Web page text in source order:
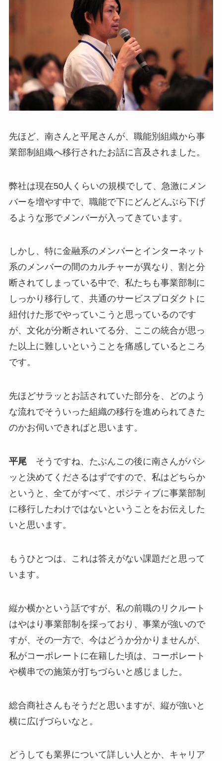
先ほど、南さんと平尾さんが、職能別組織から事
業部制組織へ移行されたお話に言及されました。
弊社は現在50人くらいの規模でして、急激にメン
バーを増やす中で、職能で下にどんどんぶら下げ
るような形でメンバーが入ってきています。
しかし、特に金融系のメンバーとインターネット
系のメンバーの間のカルチャーが異なり、割と分
断されてしまっている中で、私たちも事業部制に
しっかり移行して、共通のサービスプロダクトに
紐付けた形でやっていこうと思っているのです
が、文化が分断されいてる分、ここの統合が思っ
た以上に難しいということを痛感しているところ
です。
先ほどサラッとお話されていた部分を、どのよう
な流れでそういった組織の移行を進められてきた
のかお伺いできればと思います。
平尾そうですね、たぶんこの後に南さんがバシ
ッと決めてくださるはずですので、私はどちらか
というと、全てがすべて、ポジティブに事業部制
に移行したわけではないということをお伝えした
いと思います。
もうひとつは、これは答えがない課題だと思って
います。
縦か横かという話ですが、私の前職のリクルート
はやはり事業部制を採っており、事業が強いので
すが、その一方で、今はどうか分かりませんが、
私がコーポレートに在籍した頃は、コーポレート
や横串での施策が打ちづらいと感じました。
総合商社さんもそうだと思いますが、縦が強いと
横に広げづらいなと。
どうしても業界について詳しい人とか、キャリア